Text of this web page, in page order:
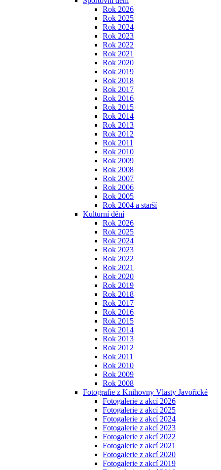
Rok 2026
Rok 2025
Rok 2024
Rok 2023
Rok 2022
Rok 2021
Rok 2020
Rok 2019
Rok 2018
Rok 2017
Rok 2016
Rok 2015
Rok 2014
Rok 2013
Rok 2012
Rok 2011
Rok 2010
Rok 2009
Rok 2008
Rok 2007
Rok 2006
Rok 2005
Rok 2004 a starší
Kulturní dění
Rok 2026
Rok 2025
Rok 2024
Rok 2023
Rok 2022
Rok 2021
Rok 2020
Rok 2019
Rok 2018
Rok 2017
Rok 2016
Rok 2015
Rok 2014
Rok 2013
Rok 2012
Rok 2011
Rok 2010
Rok 2009
Rok 2008
Fotografie z Knihovny Vlasty Javořické
Fotogalerie z akcí 2026
Fotogalerie z akcí 2025
Fotogalerie z akcí 2024
Fotogalerie z akcí 2023
Fotogalerie z akcí 2022
Fotogalerie z akcí 2021
Fotogalerie z akcí 2020
Fotogalerie z akcí 2019